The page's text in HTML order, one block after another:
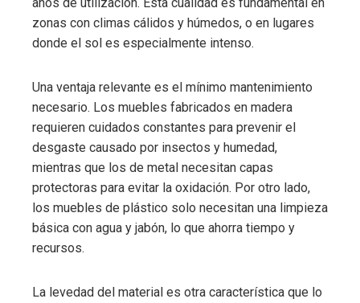
zonas con climas cálidos y húmedos, o en lugares
donde el sol es especialmente intenso.
Una ventaja relevante es el mínimo mantenimiento
necesario. Los muebles fabricados en madera
requieren cuidados constantes para prevenir el
desgaste causado por insectos y humedad,
mientras que los de metal necesitan capas
protectoras para evitar la oxidación. Por otro lado,
los muebles de plástico solo necesitan una limpieza
básica con agua y jabón, lo que ahorra tiempo y
recursos.
La levedad del material es otra característica que lo